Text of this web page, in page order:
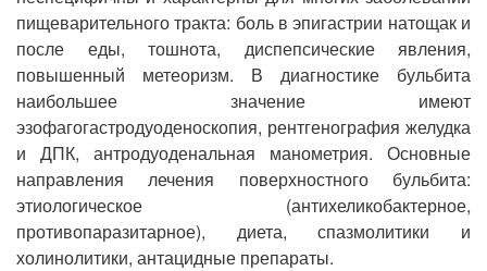
пищеварительного тракта: боль в эпигастрии натощак и
после еды, тошнота, диспепсические явления,
повышенный метеоризм. В диагностике бульбита
наибольшее значение имеют
эзофагогастродуоденоскопия, рентгенография желудка
и ДПК, антродуоденальная манометрия. Основные
направления лечения поверхностного бульбита:
этиологическое (антихеликобактерное,
противопаразитарное), диета, спазмолитики и
холинолитики, антацидные препараты.